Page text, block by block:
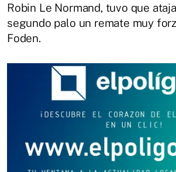
Robin Le Normand, tuvo que
segundo palo un remate muy
Foden.